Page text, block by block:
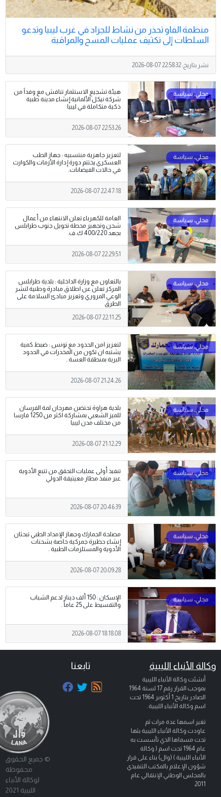
منظمة الفاو تحذر من نشاط للجراد في غرب ليبيا وتدعو
السلطات إلى تكثيف عمليات المسح والمراقبة
نشر بتاريخ:2026-08-07 22:58:32
هيئة تشجيع الاستثمار تناقش مع وفداً من
شركة نيكل الألمانية إنشاء مدينة طبية
ذكية متكاملة في ليبيا
2026-08-07 22:53:26
لتعزيز جاهزية منتسبيه : جهاز الطب
العسكري يختتم دورة إدارة الأزمات والكوارث
في حالات الفيضانات.
2026-08-07 22:47:18
العامة للكهرباء تعلن الانتهاء من أعمال
شحن وتجهيز محطة تحويل جنوب طرابلس
بجهد 400/220 ك.ف.
2026-08-07 22:29:51
بالتعاون مع وزارة الداخلية : بلدية طرابلس
المركز تعلن عن اطلاق مبادرة وطنية لنشر
الوعي المروري وتعزيز مبادئ السلامة على
الطرق
2026-08-07 22:11:25
لتعزيز امن الحدود مع تونس : ضبط كمية
يشتبه ان تكون من المخدرات في الحدود
البرية بمنطقة العسة .
2026-08-07 21:24:26
بلدية هراوة تحتضن مهرجان لمة الفرسان
للميز الشعبي بمشاركة اكثر من 1250 فارسا
من مختلف مدن ليبيا
2026-08-07 21:12:29
تنفيذ أولى عمليات التحقق من تتبع الأدوية
عبر منفذ مطار معيتيقة الدولي
2026-08-07 20:46:39
مصلحة الجمارك وجهاز الإمداد الطبي تبحثان
إنشاء حظيرة جمركية خاصة بشحنات
الأدوية والمستلزمات الطبية .
2026-08-07 20:09:28
الإسكان : 150 ألف دينار لدعم الشباب
والتقسيط على 25 عاماً .
2026-08-07 18:18:08
وكالة الأنباء الليبية
أنشئت وكالة الأنباء الليبية
بموجب القرار رقم 17 لسنة 1964
الصادر بتاريخ 1 أكتوبر 1964
تحت
اسم وكالة الأنباء الليبية .
تغير اسمها عدة مرات ثم
عاودت وكالة الأنباء الليبية بثها
تحت مسماها الذي تأسست به
عام 1964 تحت اسم ( وكالة
الأنباء الليبية ) (وال) بناء على قرار
شؤون الإعلام بالمكتب التنفيذي
بالمجلس الوطني الإنتقالي عام
2011
تابعنا
© جميع الحقوق
محفوظة
لوكالة الأنباء
الليبية 2021